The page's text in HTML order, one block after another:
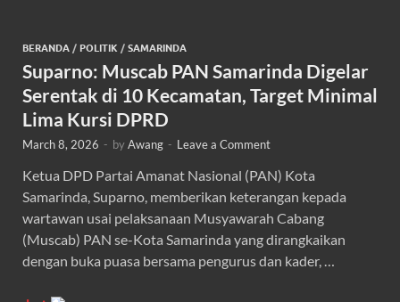
BERANDA / POLITIK / SAMARINDA
Suparno: Muscab PAN Samarinda Digelar
Serentak di 10 Kecamatan, Target Minimal
Lima Kursi DPRD
March 8, 2026 - byAwang - Leave a Comment
Ketua DPD Partai Amanat Nasional (PAN) Kota
Samarinda, Suparno, memberikan keterangan kepada
wartawan usai pelaksanaan Musyawarah Cabang
(Muscab) PAN se-Kota Samarinda yang dirangkaikan
dengan buka puasa bersama pengurus dan kader, …